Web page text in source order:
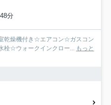
分
乾燥機付き☆エアコン☆ガスコン
栓☆ウォークインクロー... もっと